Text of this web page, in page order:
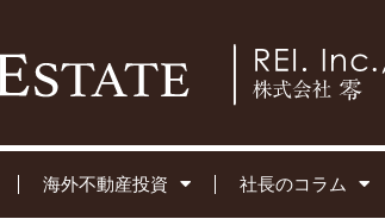
海外不動産投資 社長のコラム